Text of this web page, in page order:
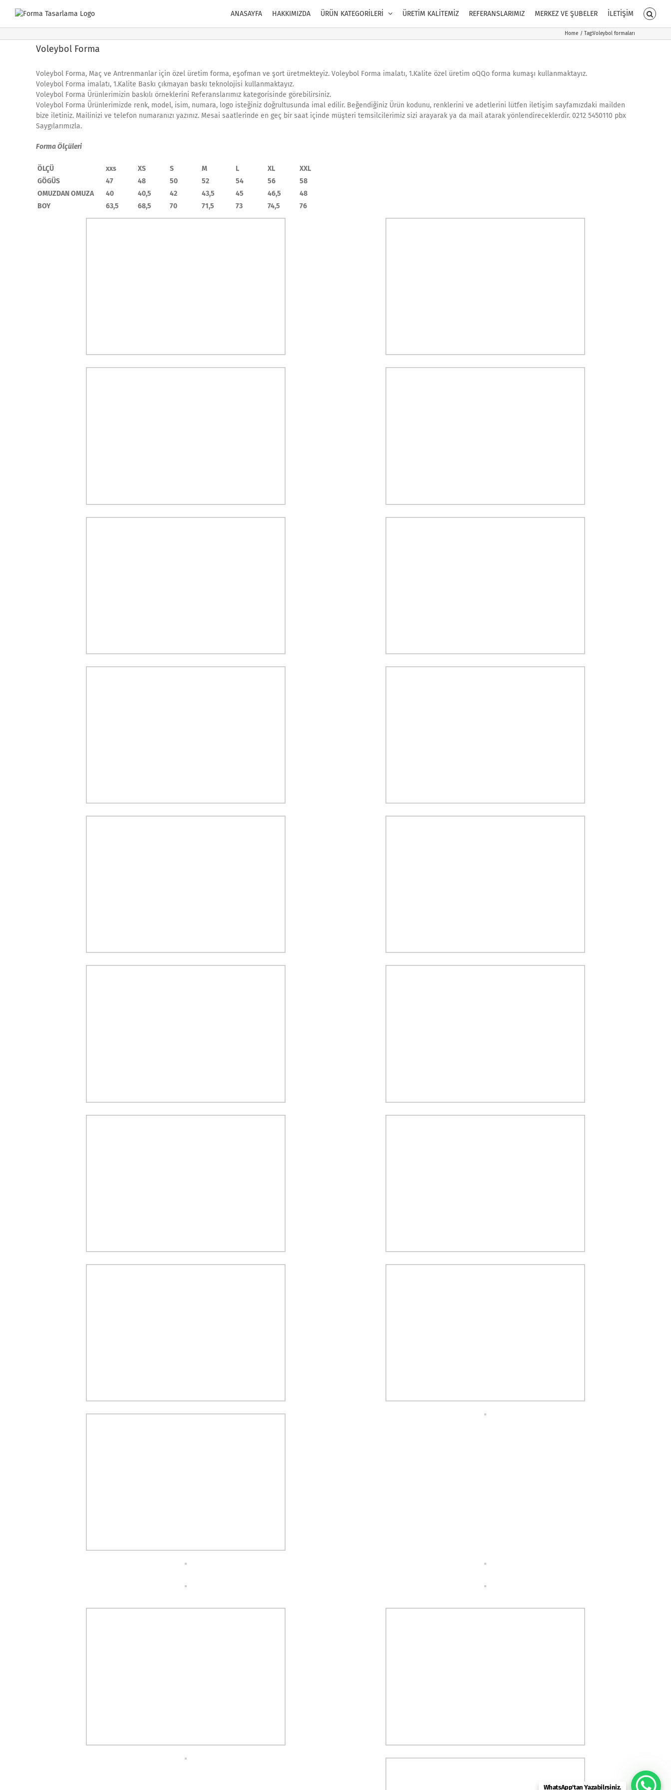
content
ANASAYFA HAKKIMIZDA ÜRÜN KATEGORİLERİ ÜRETİM KALİTEMİZ REFERANSLARIMIZ MERKEZ VE ŞUBELER İLETİŞİM
Home Tag:Voleybol formaları
Voleybol Forma
Voleybol Forma, Maç ve Antrenmanlar için özel üretim forma, eşofman ve şort üretmekteyiz. Voleybol Forma imalatı, 1.Kalite özel üretim oQQo forma kumaşı kullanmaktayız.
Voleybol Forma imalatı, 1.Kalite Baskı çıkmayan baskı teknolojisi kullanmaktayız.
Voleybol Forma Ürünlerimizin baskılı örneklerini Referanslarımız kategorisinde görebilirsiniz.
Voleybol Forma Ürünlerimizde renk, model, isim, numara, logo isteğiniz doğrultusunda imal edilir. Beğendiğiniz Ürün kodunu, renklerini ve adetlerini lütfen iletişim sayfamızdaki mailden
bize iletiniz. Mailinizi ve telefon numaranızı yazınız. Mesai saatlerinde en geç bir saat içinde müşteri temsilcilerimiz sizi arayarak ya da mail atarak yönlendireceklerdir. 0212 5450110 pbx
Saygılarımızla.
Forma Ölçüleri
ÖLÇÜ xxs XS S M L XL
XXL
GÖGÜS
47 48 50 52 54 56
58
OMUZDAN OMUZA
40 40,5 42 43,5 45 46,5
48
BOY
63,5 68,5 70 71,5 73 74,5 76
WhatsApp'tan Yazabilrsiniz.